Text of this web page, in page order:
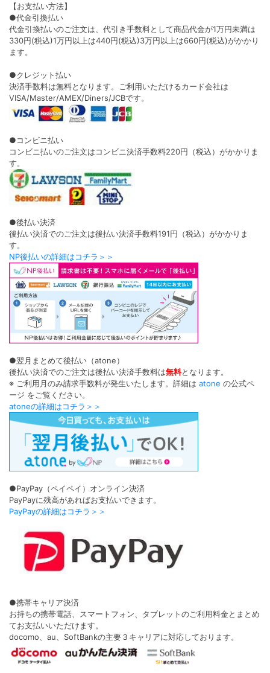
【お支払い方法】
●代金引換払い
代金引換払いのご注文は、代引き手数料として商品代金が1万円未満は
330円(税込)1万円以上は440円(税込)3万円以上は660円(税込)がかかり
ます。
●クレジット払い
決済手数料は無料となります。ご利用いただけるカード会社は
VISA/Master/AMEX/Diners/JCBです。
●コンビニ払い
コンビニ払いのご注文はコンビニ決済手数料220円（税込）がかかりま
す。
●後払い決済
後払い決済でのご注文は後払い決済手数料191円（税込）がかかりま
す。
NP後払いの詳細はコチラ＞＞
●翌月まとめて後払い（atone）
後払い決済でのご注文は後払い決済手数料は無料となります。
※ ご利用月のみ請求手数料が発生いたします。詳細は atone の公式ペ
ージ をご覧ください。
atoneの詳細はコチラ＞＞
●PayPay（ペイペイ）オンライン決済
PayPayに残高があればお支払いできます。
PayPayの詳細はコチラ＞＞
●携帯キャリア決済
お持ちの携帯電話、スマートフォン、タブレットのご利用料金とまとめ
てお支払いいただけます。
docomo、au、SoftBankの主要３キャリアに対応しております。